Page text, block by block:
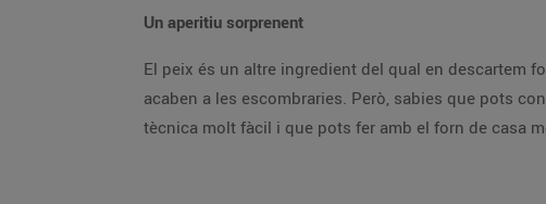
Un aperitiu sorprenent
El peix és un altre ingredient del qual en descartem
acaben a les escombraries. Però, sabies que pots
tècnica molt fàcil i que pots fer amb el forn de casa